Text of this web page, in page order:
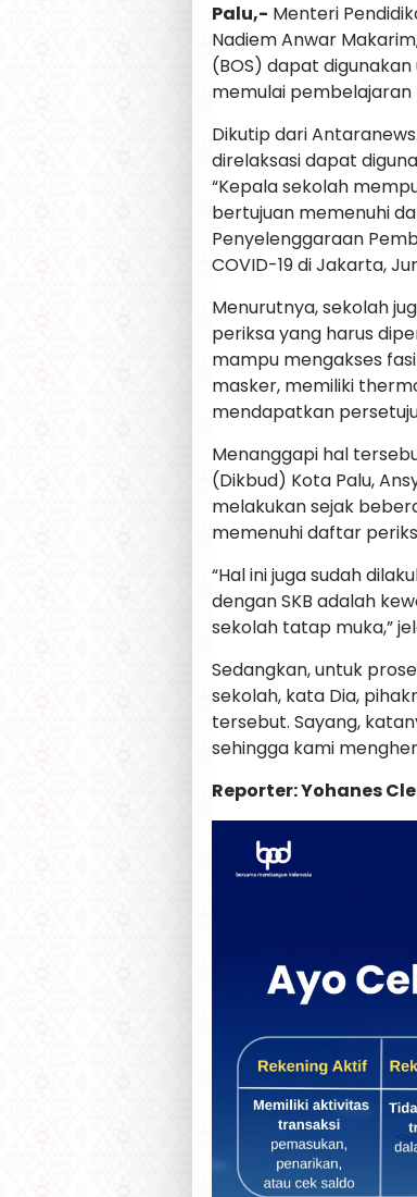
Palu,- Menteri
Nadiem Anwar
(BOS) dapat
memulai pembelajaran
Dikutip dari
direlaksasi dapat
“Kepala sekolah
bertujuan memenuhi
Penyelenggaraan
COVID-19 di Jakarta,
Menurutnya, sekolah
periksa yang harus
mampu mengakses
masker, memiliki
mendapatkan
Menanggapi hal
(Dikbud) Kota Palu,
melakukan sejak
memenuhi daftar
“Hal ini juga sudah
dengan SKB adalah
sekolah tatap muka,”
Sedangkan, untuk
sekolah, kata Dia,
tersebut. Sayang,
sehingga kami
Reporter: Yohanes